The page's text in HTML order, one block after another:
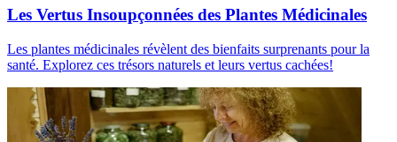
Les Vertus Insoupçonnées des Plantes Médicinales
Les plantes médicinales révèlent des bienfaits surprenants pour la
santé. Explorez ces trésors naturels et leurs vertus cachées!